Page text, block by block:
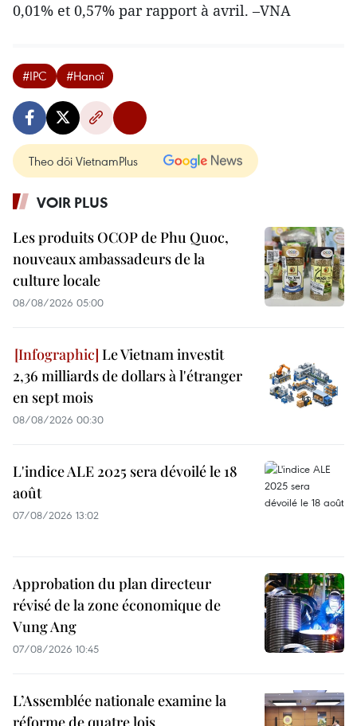
0,01% et 0,57% par rapport à avril. –VNA
#IPC #Hanoï
Theo dõi VietnamPlus
VOIR PLUS
Les produits OCOP de Phu Quoc,
nouveaux ambassadeurs de la
culture locale
08/08/2026 05:00
Le Vietnam investit
2,36 milliards de dollars à l'étranger
en sept mois
08/08/2026 00:30
L'indice ALE 2025 sera dévoilé le 18
août
07/08/2026 13:02
Approbation du plan directeur
révisé de la zone économique de
Vung Ang
07/08/2026 10:45
L’Assemblée nationale examine la
réforme de quatre lois